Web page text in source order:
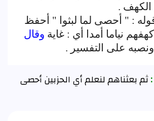
الكهف .
: " أحصى لما لبثوا " أحفظ
نياما أمدا أي : غاية وقال
على التفسير .
ثم بعثناهم لنعلم أي الحزبين أحصى